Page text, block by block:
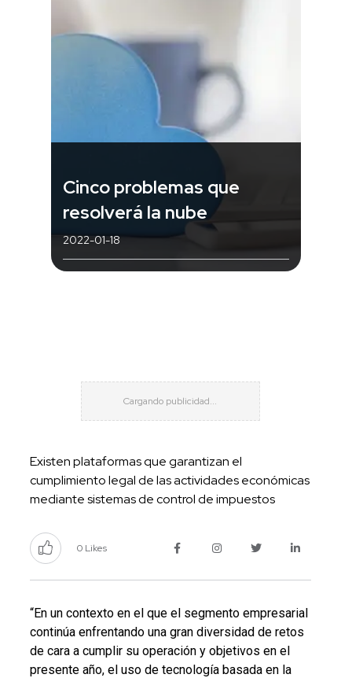
Cinco problemas que
resolverá la nube
2022-01-18
Existen plataformas que garantizan el
cumplimiento legal de las actividades económicas
mediante sistemas de control de impuestos
0 Likes
“En un contexto en el que el segmento empresarial
continúa enfrentando una gran diversidad de retos
de cara a cumplir su operación y objetivos en el
presente año, el uso de tecnología basada en la